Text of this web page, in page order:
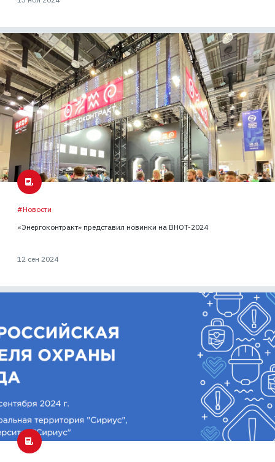
#Новости
«Энергоконтракт» представил новинки на ВНОТ-2024
12 сен 2024